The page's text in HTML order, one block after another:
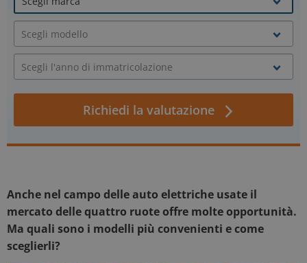
Richiedi la valutazione
Anche nel campo delle auto elettriche usate il
mercato delle quattro ruote offre molte opportunità.
Ma quali sono i modelli più convenienti e come
sceglierli?